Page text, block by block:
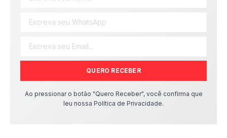
QUERO RECEBER
Ao pressionar o botão "Quero Receber", você confirma que
leu nossa Política de Privacidade.